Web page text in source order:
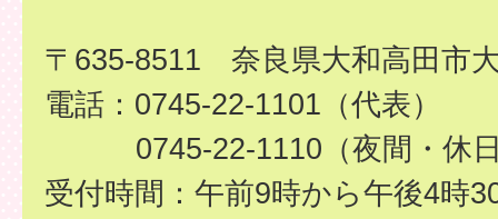
〒635-8511 奈良県大和高田市
電話：0745-22-1101（代表）
0745-22-1110（夜間・休
受付時間：午前9時から午後4時